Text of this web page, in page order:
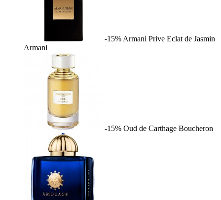
-15% Armani Prive Eclat de Jasmin
Armani
-15% Oud de Carthage Boucheron